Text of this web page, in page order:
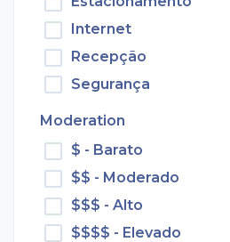
Internet
Recepção
Segurança
Moderation
$ - Barato
$$ - Moderado
$$$ - Alto
$$$$ - Elevado